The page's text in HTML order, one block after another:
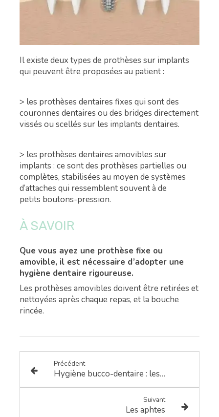
Il existe deux types de prothèses sur implants
qui peuvent être proposées au patient :
> les prothèses dentaires fixes qui sont des
couronnes dentaires ou des bridges directement
vissés ou scellés sur les implants dentaires.
> les prothèses dentaires amovibles sur
implants : ce sont des prothèses partielles ou
complètes, stabilisées au moyen de systèmes
d’attaches qui ressemblent souvent à de
petits boutons-pression.
À SAVOIR
Que vous ayez une prothèse fixe ou
amovible, il est nécessaire d’adopter une
hygiène dentaire rigoureuse.
Les prothèses amovibles doivent être retirées et
nettoyées après chaque repas, et la bouche
rincée.
Précédent
Hygiène bucco-dentaire : les bons réflexes
Suivant
Les aphtes